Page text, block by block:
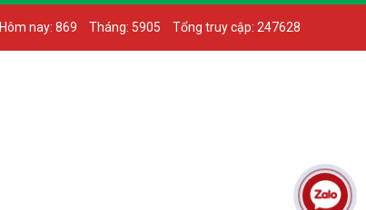
Hôm nay: 869 Tháng: 5905 Tổng truy cập: 247628